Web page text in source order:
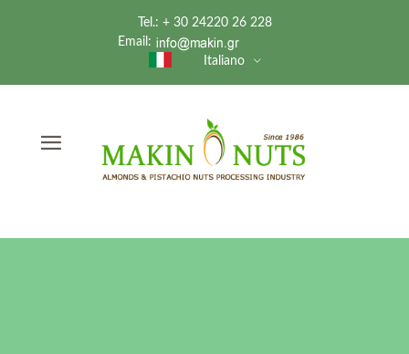
Tel.: + 30 24220 26 228
Email:
Italiano